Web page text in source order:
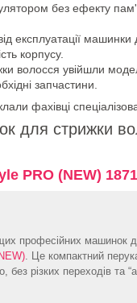
без ефекту
експлуатації
корпусу.
волосся увійшли
запчастини.
фахівці
для стрижки
PRO (NEW)
професійних машинок
. Це компактний
без різких переходів та